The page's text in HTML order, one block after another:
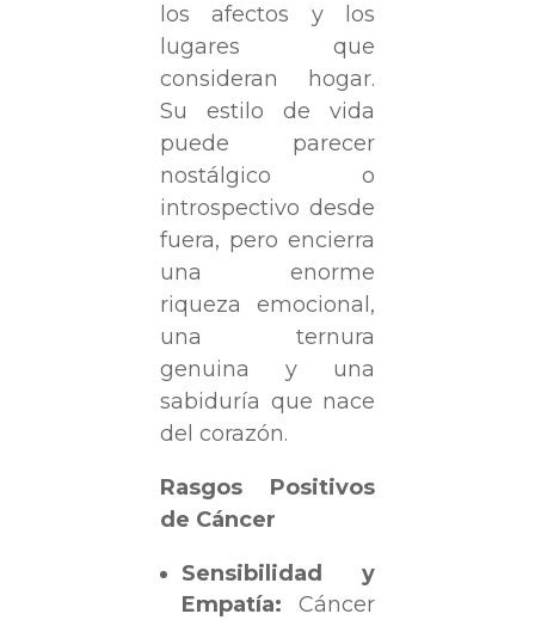
los afectos y los
lugares que
consideran hogar.
Su estilo de vida
puede parecer
nostálgico o
introspectivo desde
fuera, pero encierra
una enorme
riqueza emocional,
una ternura
genuina y una
sabiduría que nace
del corazón.
Rasgos Positivos
de Cáncer
Sensibilidad y
Empatía: Cáncer